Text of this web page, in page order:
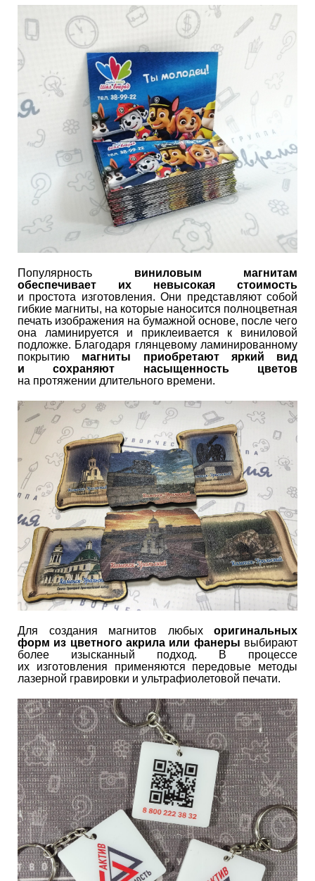
Популярность виниловым магнитам
обеспечивает их невысокая стоимость
и простота изготовления. Они представляют собой
гибкие магниты, на которые наносится полноцветная
печать изображения на бумажной основе, после чего
она ламинируется и приклеивается к виниловой
подложке. Благодаря глянцевому ламинированному
покрытию магниты приобретают яркий вид
и сохраняют насыщенность цветов
на протяжении длительного времени.
Для создания магнитов любых оригинальных
форм из цветного акрила или фанеры выбирают
более изысканный подход. В процессе
их изготовления применяются передовые методы
лазерной гравировки и ультрафиолетовой печати.